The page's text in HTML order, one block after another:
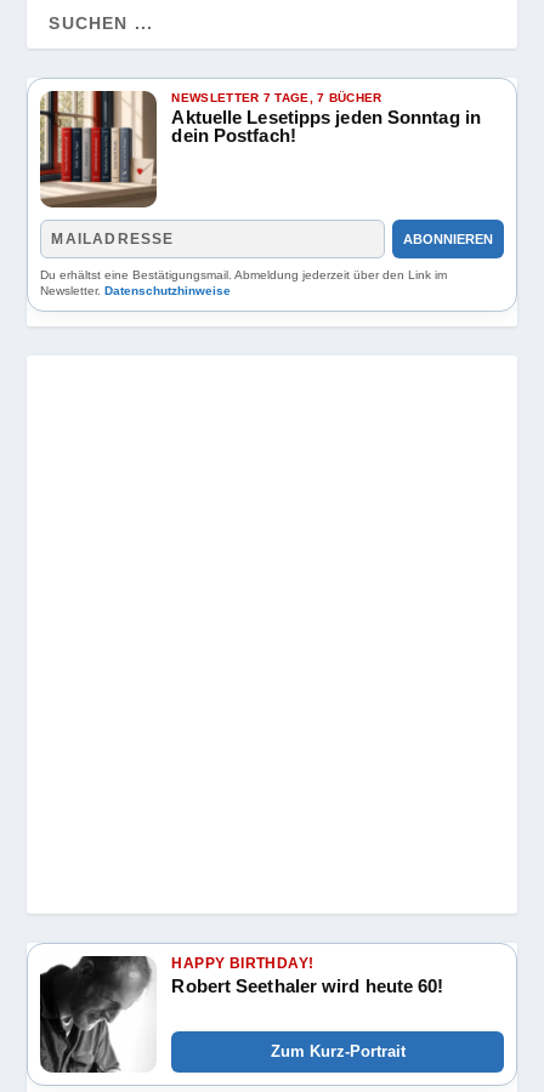
NEWSLETTER 7 TAGE, 7 BÜCHER
Aktuelle Lesetipps jeden Sonntag in
dein Postfach!
ABONNIEREN
Du erhältst eine Bestätigungsmail. Abmeldung jederzeit über den Link im
Newsletter.Datenschutzhinweise
HAPPY BIRTHDAY!
Robert Seethaler wird heute 60!
Zum Kurz-Portrait